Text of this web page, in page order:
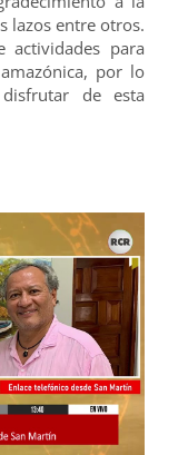
lazos entre otros.
actividades para
por lo
de esta